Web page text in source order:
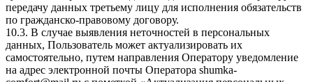
передачу данных третьему лицу для исполнения обязательств
по гражданско-правовому договору.
10.3. В случае выявления неточностей в персональных
данных, Пользователь может актуализировать их
самостоятельно, путем направления Оператору уведомление
на адрес электронной почты Оператора shumka-